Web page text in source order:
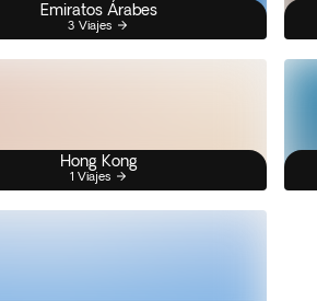
Emiratos Árabes
3 Viajes
Hong Kong
1 Viajes